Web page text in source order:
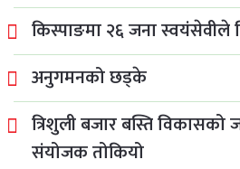
किस्पाङमा २६ जना स्वयंसेवीले
अनुगमनको छड्के
त्रिशुली बजार बस्ति विकासको
संयोजक तोकियो